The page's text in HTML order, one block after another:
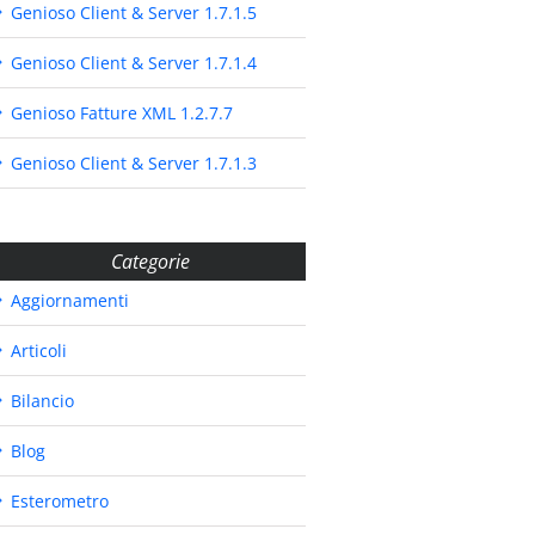
Genioso Client & Server 1.7.1.5
Genioso Client & Server 1.7.1.4
Genioso Fatture XML 1.2.7.7
Genioso Client & Server 1.7.1.3
Categorie
Aggiornamenti
Articoli
Bilancio
Blog
Esterometro